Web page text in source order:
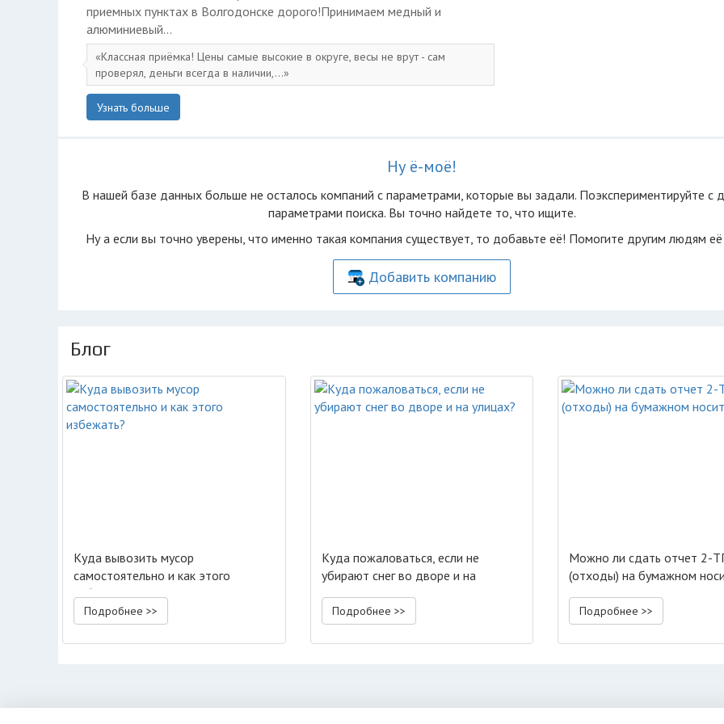
приемных пунктах в Волгодонске дорого!Принимаем медный и
алюминиевый...
Классная приёмка! Цены самые высокие в округе, весы не врут - сам
проверял, деньги всегда в наличии,...
Узнать больше
Ну ё-моё!
В нашей базе данных больше не осталоcь компаний с параметрами, которые вы задали. Поэкспериментируйте с
параметрами поиска. Вы точно найдете то, что ищите.
Ну а если вы точно уверены, что именно такая компания существует, то добавьте её! Помогите другим людям
Добавить компанию
Блог
Куда вывозить мусор
самостоятельно и как этого
избежать?
Подробнее >>
Куда пожаловаться, если не
убирают снег во дворе и на
улицах?
Подробнее >>
Можно ли сдать отчет 2-
(отходы) на бумажном
Подробнее >>